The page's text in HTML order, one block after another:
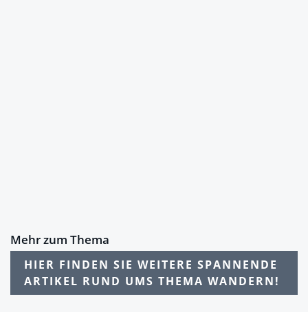
Mehr zum Thema
HIER FINDEN SIE WEITERE SPANNENDE
ARTIKEL RUND UMS THEMA WANDERN!